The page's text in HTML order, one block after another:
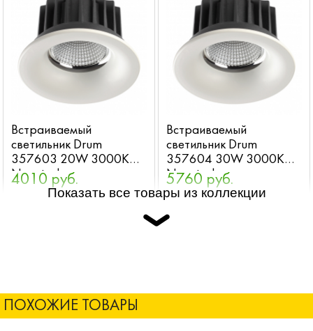
Встраиваемый
светильник Drum
357603 20W 3000K
Novotech
4010 руб.
Встраиваемый
светильник Drum
357604 30W 3000K
Novotech
5760 руб.
Показать все товары из коллекции
ПОХОЖИЕ ТОВАРЫ